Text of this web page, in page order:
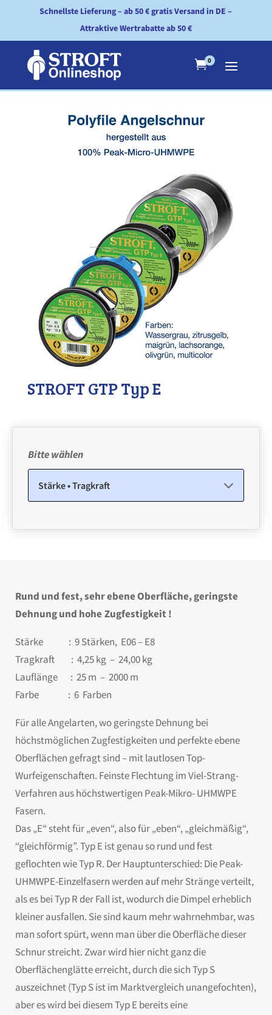
Schnellste Lieferung – ab 50 € gratis Versand in DE –
Attraktive Wertrabatte ab 50 €
0
STROFT GTP Typ E
Bitte wählen
Rund und fest, sehr ebene Oberfläche, geringste
Dehnung und hohe Zugfestigkeit !
Stärke : 9 Stärken, E06 – E8
Tragkraft : 4,25 kg – 24,00 kg
Lauflänge : 25 m – 2000 m
Farbe : 6 Farben
Für alle Angelarten, wo geringste Dehnung bei
höchstmöglichen Zugfestigkeiten und perfekte ebene
Oberflächen gefragt sind – mit lautlosen Top-
Wurfeigenschaften. Feinste Flechtung im Viel-Strang-
Verfahren aus höchstwertigen Peak-Mikro- UHMWPE
Fasern.
Das „E“ steht für „even“, also für „eben“, „gleichmäßig“,
“gleichförmig”. Typ E ist genau so rund und fest
geflochten wie Typ R. Der Hauptunterschied: Die Peak-
UHMWPE-Einzelfasern werden auf mehr Stränge verteilt,
als es bei Typ R der Fall ist, wodurch die Dimpel erheblich
kleiner ausfallen. Sie sind kaum mehr wahrnehmbar, was
man sofort spürt, wenn man über die Oberfläche dieser
Schnur streicht. Zwar wird hier nicht ganz die
Oberflächenglätte erreicht, durch die sich Typ S
auszeichnet (Typ S ist im Marktvergleich unangefochten),
aber es wird bei diesem Typ E bereits eine